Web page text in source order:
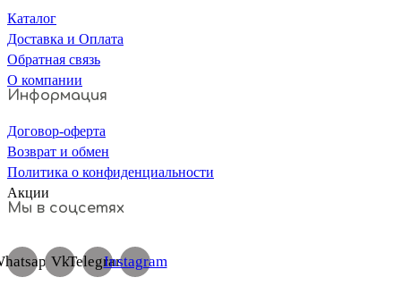
Каталог
Доставка и Оплата
Обратная связь
О компании
Информация
Договор-оферта
Возврат и обмен
Политика о конфиденциальности
Акции
Мы в соцсетях
VkTelegramInstagram